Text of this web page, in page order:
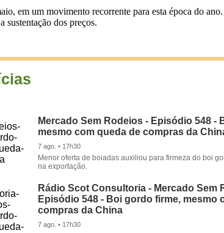
em um movimento recorrente para esta época do
sustentação dos preços.
Mercado Sem Rodeios - Episódio 548 -
mesmo com queda de compras da
7 ago. • 17h30
Menor oferta de boiadas auxiliou para firmeza do boi
na exportação.
Rádio Scot Consultoria - Mercado Sem
Episódio 548 - Boi gordo firme, mesmo
compras da China
7 ago. • 17h30